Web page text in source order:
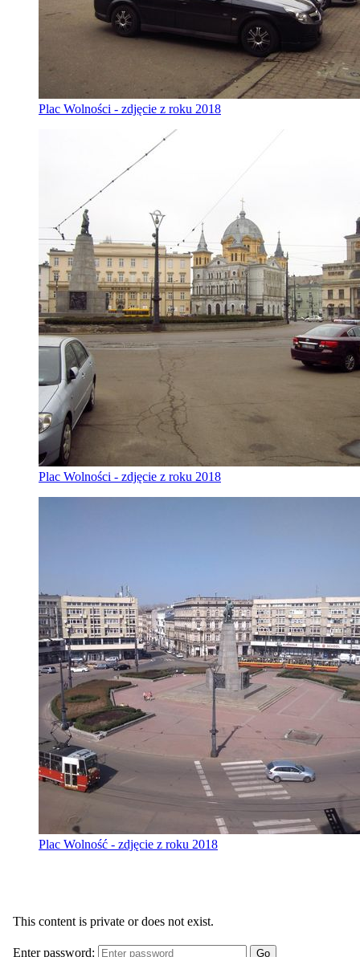
Plac Wolności - zdjęcie z roku 2018
Plac Wolności - zdjęcie z roku 2018
Plac Wolność - zdjęcie z roku 2018